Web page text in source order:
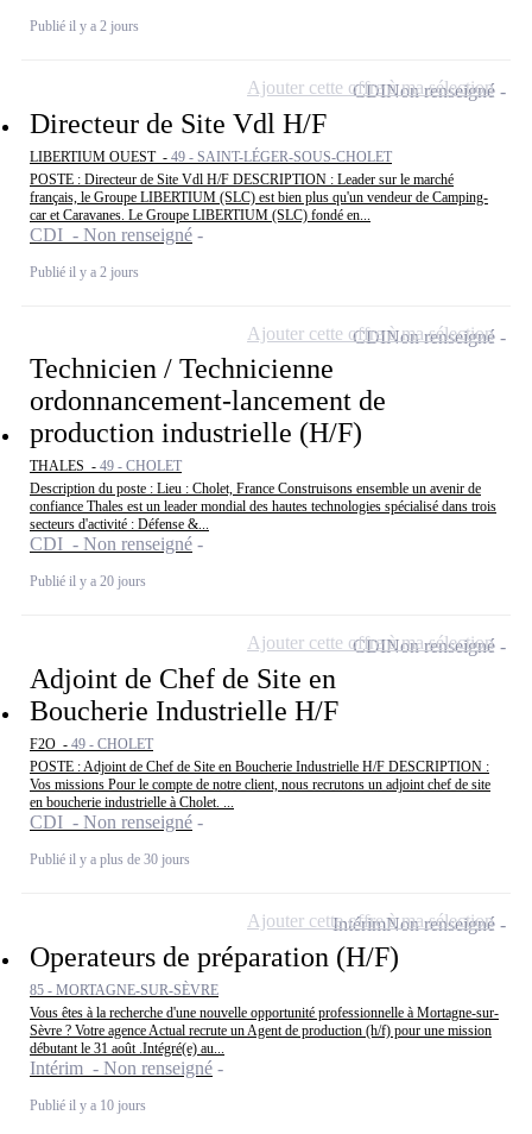
Publié il y a 2 jours
Directeur de Site Vdl H/F
LIBERTIUM OUEST - 49 - SAINT-LÉGER-SOUS-CHOLET
POSTE : Directeur de Site Vdl H/F DESCRIPTION : Leader sur le marché
français, le Groupe LIBERTIUM (SLC) est bien plus qu'un vendeur de Camping-
car et Caravanes. Le Groupe LIBERTIUM (SLC) fondé en...
CDI - Non renseigné
Publié il y a 2 jours
CDINon renseigné
Ajouter cette offre à ma sélection
Technicien / Technicienne
ordonnancement-lancement de
production industrielle (H/F)
THALES - 49 - CHOLET
Description du poste : Lieu : Cholet, France Construisons ensemble un avenir de
confiance Thales est un leader mondial des hautes technologies spécialisé dans trois
secteurs d'activité : Défense &...
CDI - Non renseigné
Publié il y a 20 jours
CDINon renseigné
Ajouter cette offre à ma sélection
Adjoint de Chef de Site en
Boucherie Industrielle H/F
F2O - 49 - CHOLET
POSTE : Adjoint de Chef de Site en Boucherie Industrielle H/F DESCRIPTION :
Vos missions Pour le compte de notre client, nous recrutons un adjoint chef de site
en boucherie industrielle à Cholet. ...
CDI - Non renseigné
Publié il y a plus de 30 jours
CDINon renseigné
Ajouter cette offre à ma sélection
Operateurs de préparation (H/F)
85 - MORTAGNE-SUR-SÈVRE
Vous êtes à la recherche d'une nouvelle opportunité professionnelle à Mortagne-sur-
Sèvre ? Votre agence Actual recrute un Agent de production (h/f) pour une mission
débutant le 31 août .Intégré(e) au...
Intérim - Non renseigné
Publié il y a 10 jours
IntérimNon renseigné
Ajouter cette offre à ma sélection